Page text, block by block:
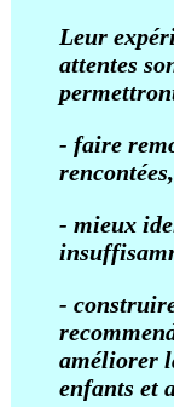
Leur
attentes
- faire
rencontées,
- mieux
-
améliorer
enfants et